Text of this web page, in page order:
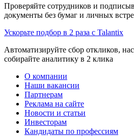
Проверяйте сотрудников и
документы без бумаг и личных
Ускорьте подбор в 2 раза с Talantix
Автоматизируйте сбор откликов,
собирайте аналитику в 2 клика
О компании
Наши вакансии
Партнерам
Реклама на сайте
Новости и статьи
Инвесторам
Кандидаты по профессиям